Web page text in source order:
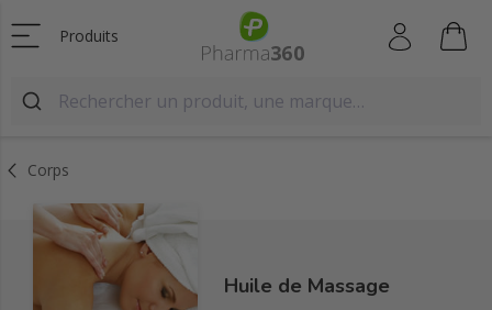
Produits
Corps
Huile de Massage